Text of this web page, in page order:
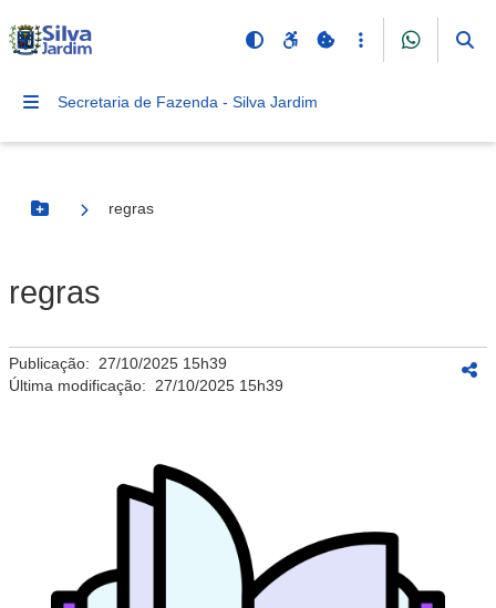
Secretaria de Fazenda - Silva Jardim
Botão Menu
regras
regras
Publicação: 27/10/2025 15h39
Última modificação: 27/10/2025 15h39